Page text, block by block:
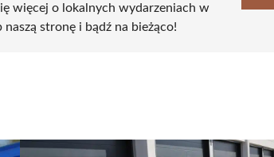
więcej o lokalnych wydarzeniach w
stronę i bądź na bieżąco!